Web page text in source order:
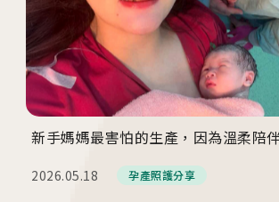
新手媽媽最害怕的生產，因為溫柔陪
2026.05.18 孕產照護分享